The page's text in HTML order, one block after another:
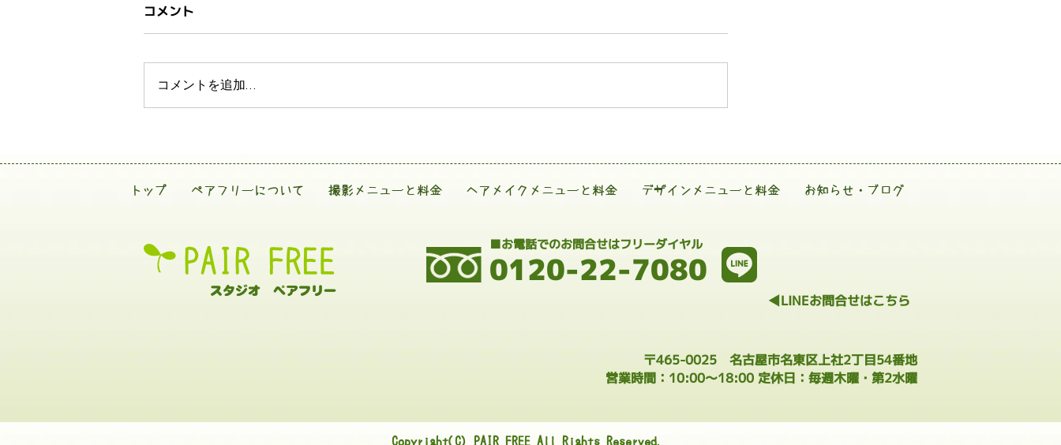
コメント
コメントを追加…
トップ ペアフリーについて 撮影メニューと料金 ヘアメイクメニューと料金 デザインメニューと料金 お知らせ・ブログ
0120-22-7080
■お電話でのお問合せはフリーダイヤル
◀LINEお問合せはこちら
〒465-0025 名古屋市名東区上社2丁目54番地
営業時間：10:00～18:00 定休日：毎週木曜・第2水曜
Copyright(C) PAIR FREE All Rights Reserved.